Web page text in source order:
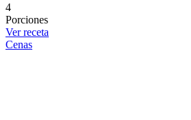
4
Porciones
Ver receta
Cenas